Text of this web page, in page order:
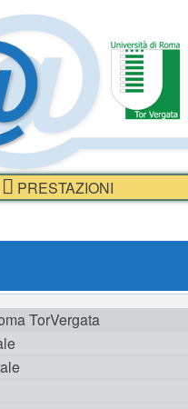
PRESTAZIONI
TorVergata